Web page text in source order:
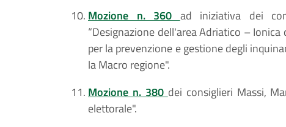
Mozione n. 360 ad iniziativa dei
“Designazione dell'area Adriatico –
per la prevenzione e gestione degli
la Macro regione".
Mozione n. 380 dei consiglieri Massi,
elettorale".